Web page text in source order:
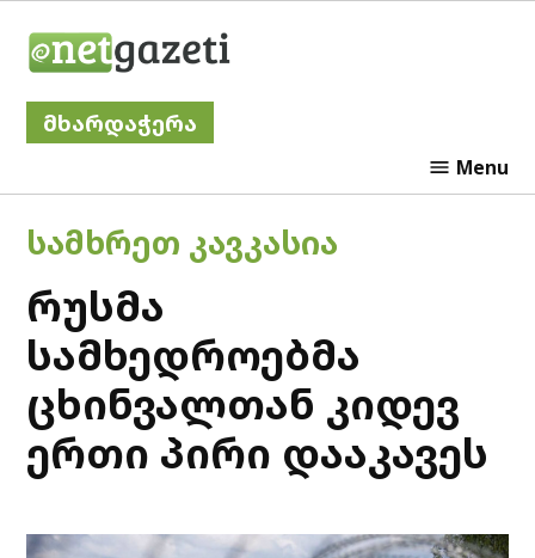
მხარდაჭერა
Menu
POSTED
IN
ᲡᲐᲛᲮᲠᲔᲗ ᲙᲐᲕᲙᲐᲡᲘᲐ
რუსმა
სამხედროებმა
ცხინვალთან კიდევ
ერთი პირი დააკავეს